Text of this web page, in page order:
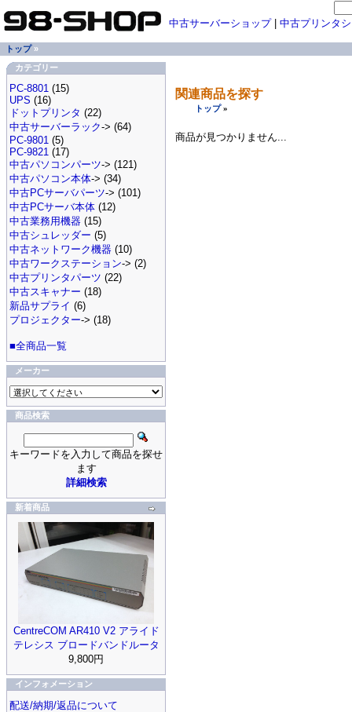
関連商品を探す
トップ»
商品が見つかりません...
中古サーバーショップ| 中古プリンタ
トップ»
カテゴリー
PC-8801 (15)
UPS (16)
ドットプリンタ (22)
中古サーバーラック-> (64)
PC-9801 (5)
PC-9821 (17)
中古パソコンパーツ-> (121)
中古パソコン本体-> (34)
中古PCサーバパーツ-> (101)
中古PCサーバ本体 (12)
中古業務用機器 (15)
中古シュレッダー (5)
中古ネットワーク機器 (10)
中古ワークステーション-> (2)
中古プリンタパーツ (22)
中古スキャナー (18)
新品サプライ (6)
プロジェクター-> (18)
■全商品一覧
メーカー
商品検索
キーワードを入力して商品を探せ
ます
詳細検索
新着商品
CentreCOM AR410 V2 アライド
テレシス ブロードバンドルータ
9,800円
インフォメーション
配送/納期/返品について